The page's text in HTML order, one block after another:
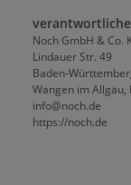
Noch GmbH & Co.
Lindauer Str. 49
Baden-
Wangen im Allgäu,
info@noch.de
https://noch.de